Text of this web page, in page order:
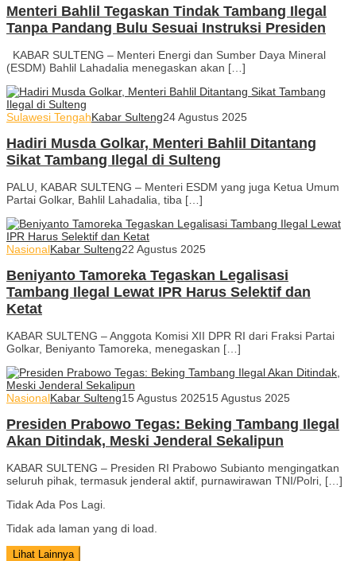
Menteri Bahlil Tegaskan Tindak Tambang Ilegal
Tanpa Pandang Bulu Sesuai Instruksi Presiden
KABAR SULTENG – Menteri Energi dan Sumber Daya Mineral
(ESDM) Bahlil Lahadalia menegaskan akan […]
Sulawesi TengahKabar Sulteng24 Agustus 2025
Hadiri Musda Golkar, Menteri Bahlil Ditantang
Sikat Tambang Ilegal di Sulteng
PALU, KABAR SULTENG – Menteri ESDM yang juga Ketua Umum
Partai Golkar, Bahlil Lahadalia, tiba […]
NasionalKabar Sulteng22 Agustus 2025
Beniyanto Tamoreka Tegaskan Legalisasi
Tambang Ilegal Lewat IPR Harus Selektif dan
Ketat
KABAR SULTENG – Anggota Komisi XII DPR RI dari Fraksi Partai
Golkar, Beniyanto Tamoreka, menegaskan […]
NasionalKabar Sulteng15 Agustus 202515 Agustus 2025
Presiden Prabowo Tegas: Beking Tambang Ilegal
Akan Ditindak, Meski Jenderal Sekalipun
KABAR SULTENG – Presiden RI Prabowo Subianto mengingatkan
seluruh pihak, termasuk jenderal aktif, purnawirawan TNI/Polri, […]
Tidak Ada Pos Lagi.
Tidak ada laman yang di load.
Lihat Lainnya